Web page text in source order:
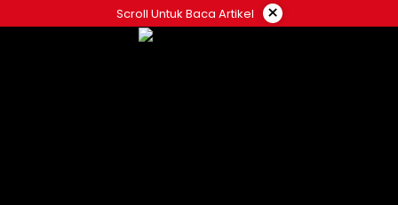
to
Scroll Untuk Baca Artikel ×